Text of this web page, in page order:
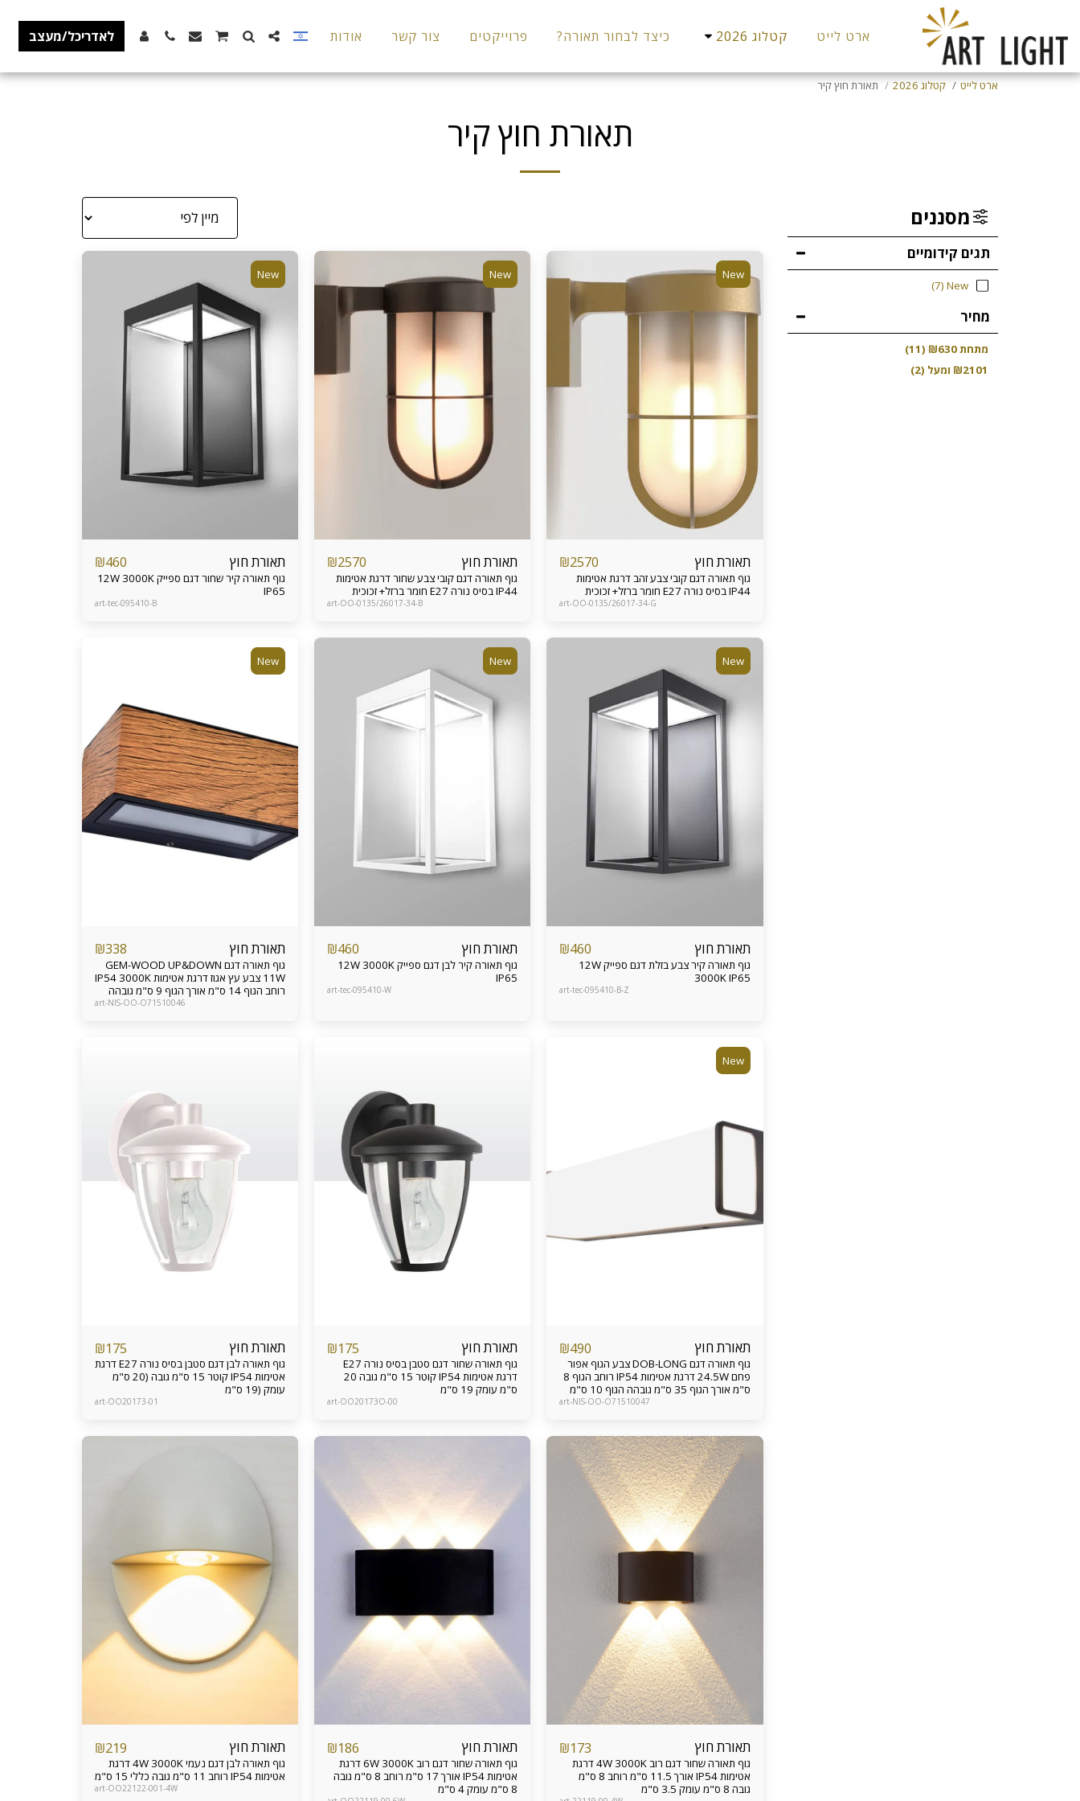
ארט לייט קטלוג 2026 כיצד לבחור תאורה? פרוייקטים צור קשר אודות לאדריכל/מעצב
ארט לייט קטלוג 2026 תאורת חוץ קיר
תאורת חוץ קיר
מסננים
מחיר
מתחת ₪630
(11)
₪2101 ומעל (2)
תגים קידומיים
(7)
New
תאורת חוץ ₪2570
גוף תאורה דגם קובי צבע זהב דרגת אטימות
IP44 בסיס נורה E27 חומר ברזל+ זכוכית
art-OO-0135/26017-34-G
New
תאורת חוץ ₪2570
גוף תאורה דגם קובי צבע שחור דרגת אטימות
IP44 בסיס נורה E27 חומר ברזל+ זכוכית
art-OO-0135/26017-34-B
New
תאורת חוץ ₪460
גוף תאורה קיר שחור דגם ספייק 12W 3000K
IP65
art-tec-095410-B
New
תאורת חוץ ₪460
גוף תאורה קיר צבע בזלת דגם ספייק 12W
3000K IP65
art-tec-095410-B-Z
New
תאורת חוץ ₪460
גוף תאורה קיר לבן דגם ספייק 12W 3000K
IP65
art-tec-095410-W
New
תאורת חוץ ₪338
גוף תאורה דגם GEM-WOOD UP&DOWN
11W צבע עץ אגוז דרגת אטימות IP54 3000K
רוחב הגוף 14 ס"מ אורך הגוף 9 ס"מ גובהה
art-NIS-OO-O71510046
New
תאורת חוץ ₪490
גוף תאורה דגם DOB-LONG צבע הגוף אפור
פחם 24.5W דרגת אטימות IP54 רוחב הגוף 8
ס"מ אורך הגוף 35 ס"מ גובהה הגוף 10 ס"מ
art-NIS-OO-O71510047
תאורת חוץ ₪175
גוף תאורה שחור דגם סטבן בסיס נורה E27
דרגת אטימות IP54 קוטר 15 ס"מ גובה 20
ס"מ עומק 19 ס"מ
art-OO20173O-00
תאורת חוץ ₪175
גוף תאורה לבן דגם סטבן בסיס נורה E27 דרגת
אטימות IP54 קוטר 15 ס"מ גובה (20 ס"מ
עומק (19 ס"מ
art-OO20173-01
תאורת חוץ ₪173
גוף תאורה שחור דגם רוב 4W 3000K דרגת
אטימות IP54 אורך 11.5 ס"מ רוחב 8 ס"מ
גובה 8 ס"מ עומק 3.5 ס"מ
תאורת חוץ ₪186
גוף תאורה שחור דגם רוב 6W 3000K דרגת
אטימות IP54 אורך 17 ס"מ רוחב 8 ס"מ גובה
8 ס"מ עומק 4 ס"מ
תאורת חוץ ₪219
גוף תאורה לבן דגם נעמי 4W 3000K דרגת
אטימות IP54 רוחב 11 ס"מ גובה כללי 15 ס"מ
art-OO22122-001-4W